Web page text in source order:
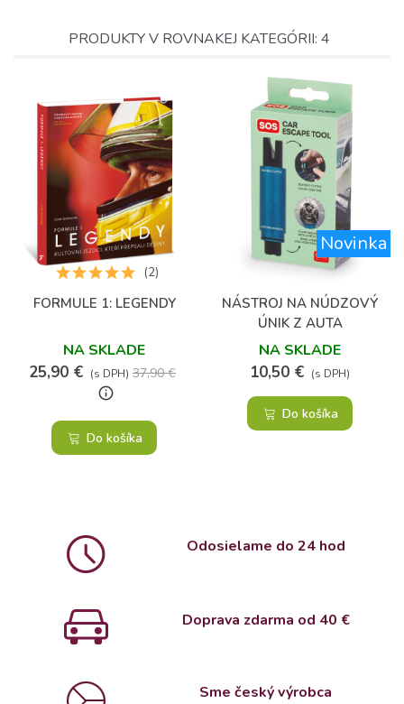
PRODUKTY V ROVNAKEJ KATEGÓRII: 4
FORMULE 1: LEGENDY
NA SKLADE
25,90 € (s DPH) 37,90 €
info_outline
(2)
Do košíka
Novinka
NÁSTROJ NA NÚDZOVÝ
ÚNIK Z AUTA
NA SKLADE
10,50 € (s DPH)
Do košíka
Odosielame do 24 hod
Doprava zdarma od 40 €
Sme český výrobca